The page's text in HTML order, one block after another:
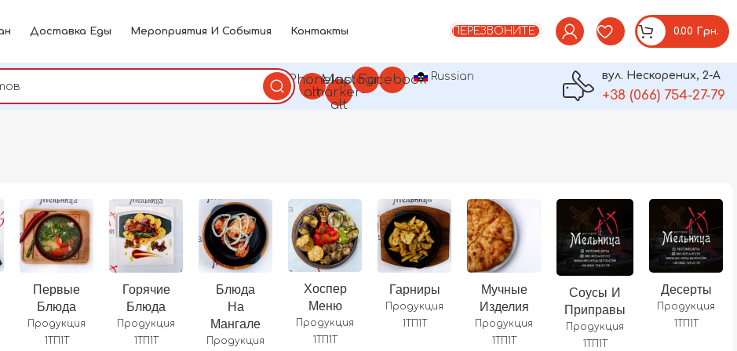
Доставка Еды Мероприятия И События Контакты ПЕРЕЗВОНИТЕ 0.00 Грн.
Phone-
alt
Map-
marker-
alt
Instagram
Facebook Russian вул. Нескорених, 2-А
+38 (066) 754-27-79
Первые
Блюда
Продукция
1ТП1Т
Горячие
Блюда
Продукция
1ТП1Т
Блюда
На
Мангале
Продукция
Хоспер
Меню
Продукция
1ТП1Т
Гарниры
Продукция
1ТП1Т
Мучные
Изделия
Продукция
1ТП1Т
Соусы И
Приправы
Продукция
1ТП1Т
Десерты
Продукция
1ТП1Т